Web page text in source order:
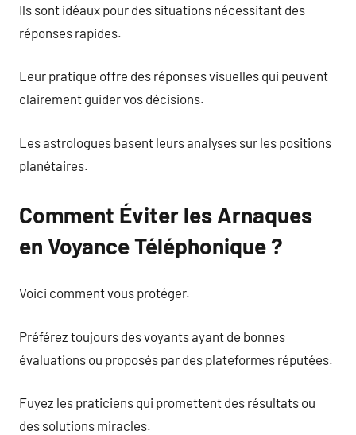
Ils sont idéaux pour des situations nécessitant des
réponses rapides.
Leur pratique offre des réponses visuelles qui peuvent
clairement guider vos décisions.
Les astrologues basent leurs analyses sur les positions
planétaires.
Comment Éviter les Arnaques
en Voyance Téléphonique ?
Voici comment vous protéger.
Préférez toujours des voyants ayant de bonnes
évaluations ou proposés par des plateformes réputées.
Fuyez les praticiens qui promettent des résultats ou
des solutions miracles.